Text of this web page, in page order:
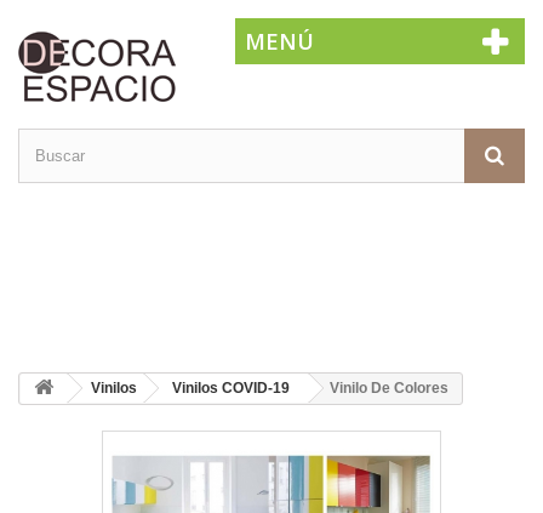
MENÚ
Vinilos Vinilos COVID-19 Vinilo De Colores